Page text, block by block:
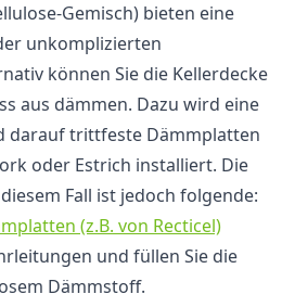
Gemisch) bieten eine
unkomplizierten
können Sie die Kellerdecke
aus dämmen. Dazu wird eine
darauf trittfeste Dämmplatten
oder Estrich installiert. Die
Fall ist jedoch folgende:
(z.B. von Recticel)
und füllen Sie die
Dämmstoff.